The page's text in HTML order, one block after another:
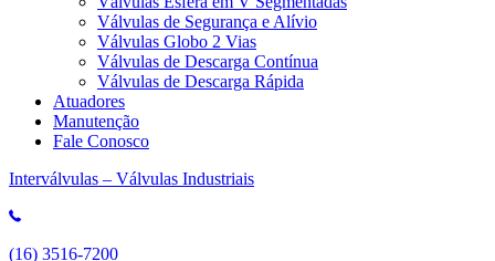
Válvulas de Segurança e Alívio
Válvulas Globo 2 Vias
Válvulas de Descarga Contínua
Válvulas de Descarga Rápida
Atuadores
Manutenção
Fale Conosco
Interválvulas – Válvulas Industriais
(16) 3516-7200